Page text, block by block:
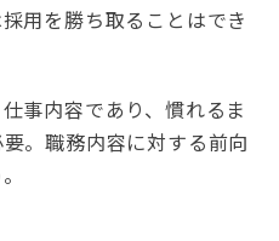
用を勝ち取ることはでき
事内容であり、慣れるま
。職務内容に対する前向